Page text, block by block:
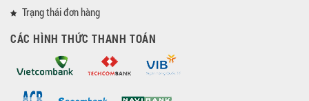
Trạng thái đơn hàng
CÁC HÌNH THỨC THANH TOÁN